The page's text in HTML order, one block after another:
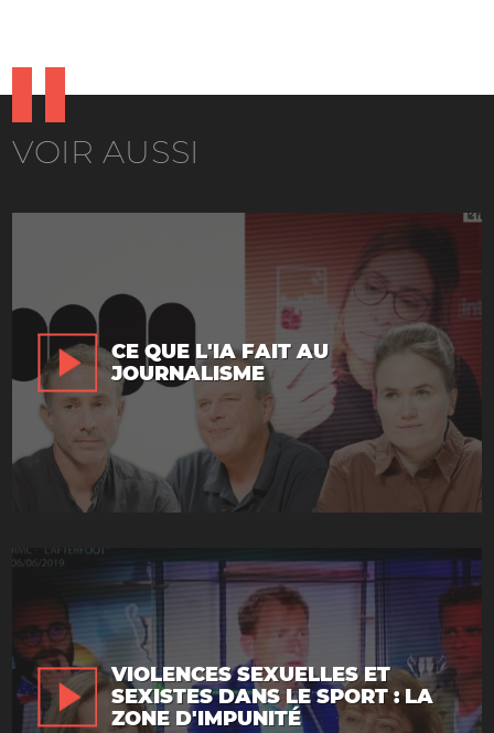
VOIR AUSSI
CE QUE L'IA FAIT AU
JOURNALISME
VIOLENCES SEXUELLES ET
SEXISTES DANS LE SPORT : LA
ZONE D'IMPUNITÉ